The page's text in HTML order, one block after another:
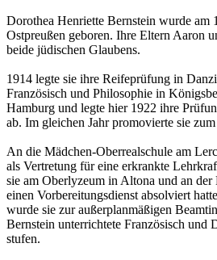
Dorothea Henriette Bernstein wurde am
Ostpreußen geboren. Ihre Eltern Aaron
beide jüdischen Glaubens.
1914 legte sie ihre Reifeprüfung in
Französisch und Philo­so­phie in
Hamburg und legte hier 1922 ihre
ab. Im gleichen Jahr promovierte sie
An die Mädchen-Oberrealschule am
als Vertretung für eine er­krankte
sie am Oberlyzeum in Altona und an der
einen Vorbereitungsdienst ab­sol­­viert
wur­de sie zur außerplanmäßigen
Bernstein unterrichtete Fran­zö­sisch und
stufen.